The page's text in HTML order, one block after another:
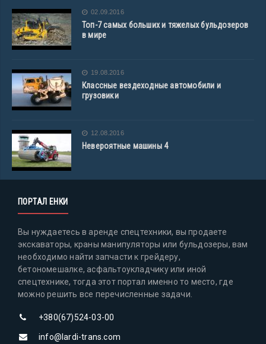
02.09.2016
Топ-7 самых больших и тяжелых бульдозеров
в мире
19.08.2016
Классные вездеходные автомобили и
грузовики
12.08.2016
Невероятные машины 4
ПОРТАЛ ЕНКИ
Вы нуждаетесь в аренде спецтехники, вы продаете
экскаваторы, краны манипуляторы или бульдозеры, вам
необходимо найти запчасти к грейдеру,
бетономешалке, асфальтоукладчику или иной
спецтехнике, тогда этот портал именно то место, где
можно решить все перечисленные задачи.
+380(67)524-03-00
info@lardi-trans.com